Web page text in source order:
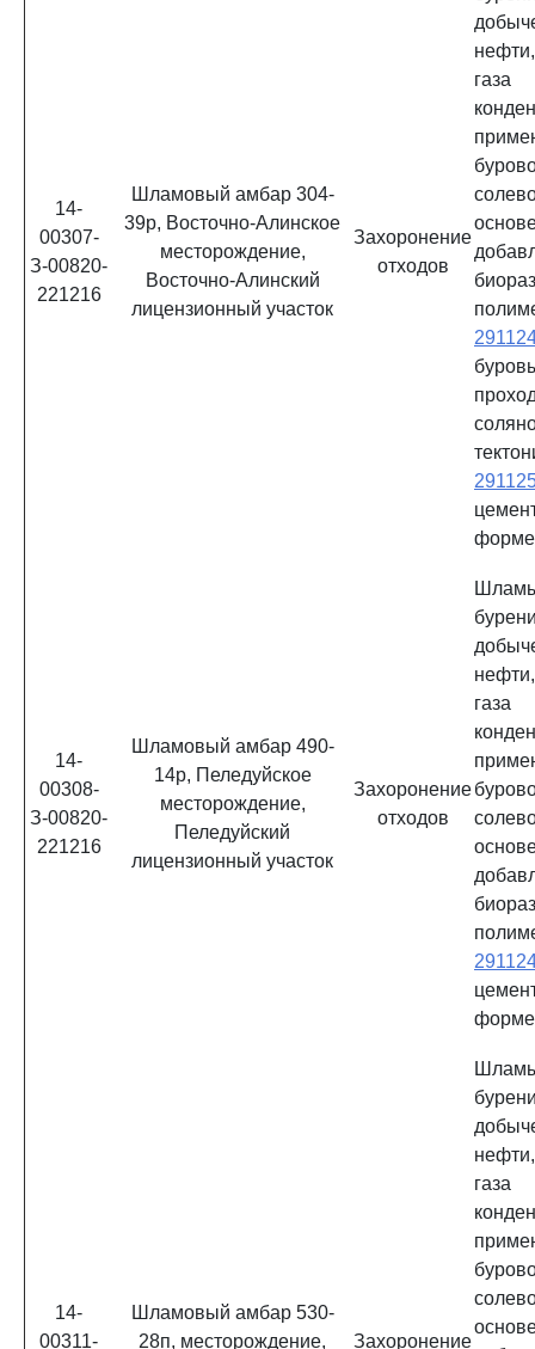
14-
00307-
З-00820-
221216
Шламовый амбар 304-
39р, Восточно-Алинское
месторождение,
Восточно-Алинский
лицензионный участок
Захоронение
отходов
газа
14-
00308-
З-00820-
221216
Шламовый амбар 490-
14р, Пеледуйское
месторождение,
Пеледуйский
лицензионный участок
Захоронение
отходов
газа
14-
00311-
Шламовый амбар 530-
28п, месторождение,
Захоронение
газа